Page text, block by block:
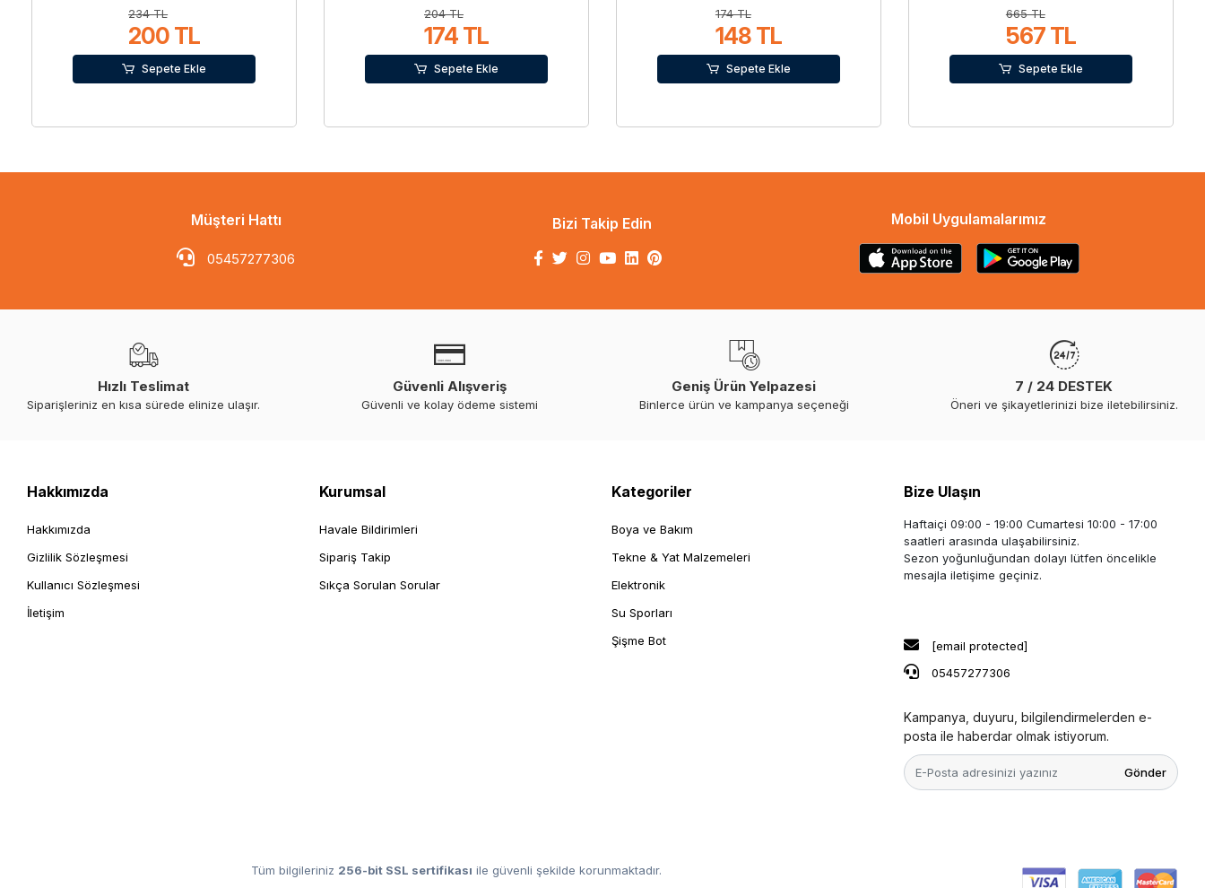
234 TL
200 TL
Sepete Ekle
204 TL
174 TL
Sepete Ekle
174 TL
148 TL
Sepete Ekle
665 TL
567 TL
Sepete Ekle
Müşteri Hattı
05457277306
Bizi Takip Edin Mobil Uygulamalarımız
Hızlı Teslimat
Siparişleriniz en kısa sürede elinize ulaşır.
Güvenli Alışveriş
Güvenli ve kolay ödeme sistemi
Geniş Ürün Yelpazesi
Binlerce ürün ve kampanya seçeneği
7 / 24 DESTEK
Öneri ve şikayetlerinizi bize iletebilirsiniz.
Hakkımızda
Hakkımızda
Gizlilik Sözleşmesi
Kullanıcı Sözleşmesi
İletişim
Kurumsal
Havale Bildirimleri
Sipariş Takip
Sıkça Sorulan Sorular
Kategoriler
Boya ve Bakım
Tekne & Yat Malzemeleri
Elektronik
Su Sporları
Şişme Bot
Bize Ulaşın
Haftaiçi 09:00 - 19:00 Cumartesi 10:00 - 17:00
saatleri arasında ulaşabilirsiniz.
Sezon yoğunluğundan dolayı lütfen öncelikle
mesajla iletişime geçiniz.
[email protected]
05457277306
Kampanya, duyuru, bilgilendirmelerden e-
posta ile haberdar olmak istiyorum.
Gönder
Tüm bilgileriniz 256-bit SSL sertifikası ile güvenli şekilde korunmaktadır.